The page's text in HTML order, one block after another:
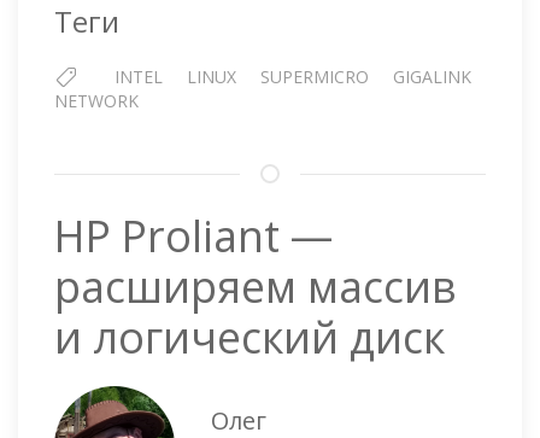
Теги
INTEL LINUX SUPERMICRO
GIGALINK
NETWORK
HP Proliant —
расширяем массив
и логический диск
Олег